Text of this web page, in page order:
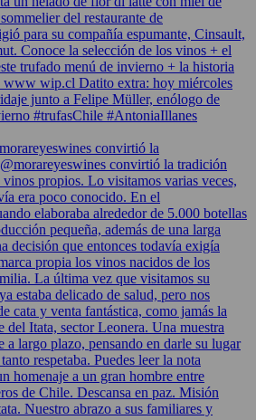
convirtió la